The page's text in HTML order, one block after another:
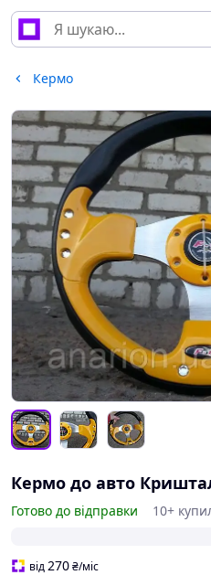
Кермо
Кермо до авто
Готово до відправки 10+
від270₴/міс